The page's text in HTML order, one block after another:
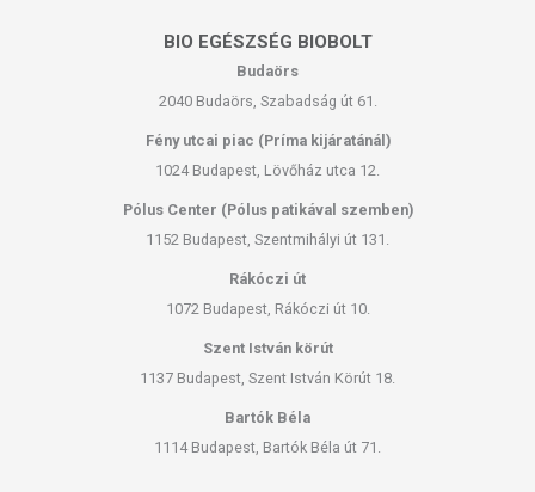
BIO EGÉSZSÉG BIOBOLT
Budaörs
2040 Budaörs, Szabadság út 61.
Fény utcai piac (Príma kijáratánál)
1024 Budapest, Lövőház utca 12.
Pólus Center (Pólus patikával szemben)
1152 Budapest, Szentmihályi út 131.
Rákóczi út
1072 Budapest, Rákóczi út 10.
Szent István körút
1137 Budapest, Szent István Körút 18.
Bartók Béla
1114 Budapest, Bartók Béla út 71.